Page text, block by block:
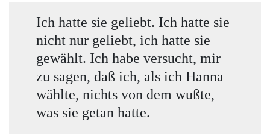
Ich hatte sie geliebt. Ich hatte sie
nicht nur geliebt, ich hatte sie
gewählt. Ich habe versucht, mir
zu sagen, daß ich, als ich Hanna
wählte, nichts von dem wußte,
was sie getan hatte.